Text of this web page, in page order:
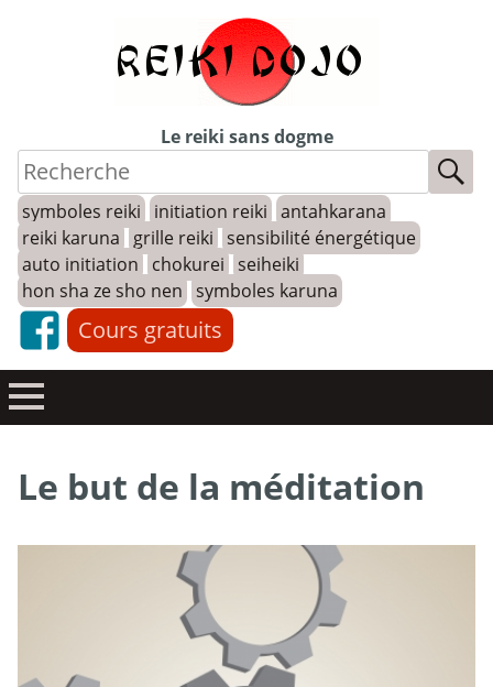
Le reiki sans dogme
symboles reiki initiation reiki antahkarana
reiki karuna
grille reiki sensibilité énergétique
auto initiation
chokurei seiheiki
hon sha ze sho nen symboles karuna
Cours gratuits
Le but de la méditation